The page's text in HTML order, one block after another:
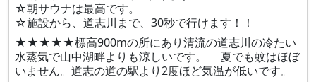
☆朝サウナは最高です。
☆施設から、道志川まで、30秒で行けます！！
★★★★★標高900mの所にあり清流の道志川の冷たい
水蒸気で山中湖畔よりも涼しいです。 夏でも蚊はほぼ
いません。道志の道の駅より2度ほど気温が低いです。